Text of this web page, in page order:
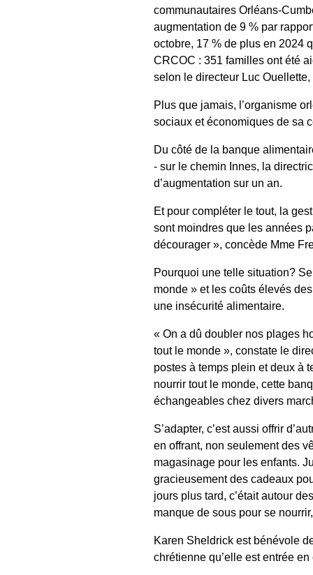
communautaires Orléans-
augmentation de 9 % par
octobre, 17 % de plus en 2024
CRCOC : 351 familles ont été
selon le directeur Luc
Plus que jamais, l’organisme
sociaux et économiques de sa
Du côté de la banque
- sur le chemin Innes, la
d’augmentation sur un an.
Et pour compléter le tout, la
sont moindres que les années
décourager », concède Mme
Pourquoi une telle situation?
monde » et les coûts élevés
une insécurité alimentaire.
« On a dû doubler nos plages
tout le monde », constate le
postes à temps plein et deux à
nourrir tout le monde, cette
échangeables chez divers
S’adapter, c’est aussi offrir
en offrant, non seulement des
magasinage pour les enfants.
gracieusement des cadeaux
jours plus tard, c’était autour
manque de sous pour se
Karen Sheldrick est bénévole
chrétienne qu’elle est entrée